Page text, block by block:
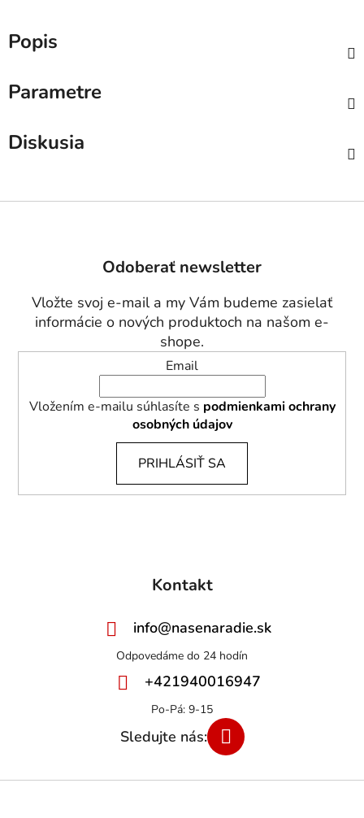
Popis
Parametre
Diskusia
Odoberať newsletter
Vložte svoj e-mail a my Vám budeme zasielať
informácie o nových produktoch na našom e-
shope.
Email
Vložením e-mailu súhlasíte s podmienkami ochrany
osobných údajov
PRIHLÁSIŤ SA
Kontakt
info@nasenaradie.sk
+421940016947